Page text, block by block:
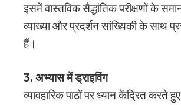
इसमें वास्तविक सैद्धांतिक परीक्षणों के
व्याख्या और प्रदर्शन सांख्यिकी के साथ
हैं।
3. अभ्यास में ड्राइविंग
व्यावहारिक पाठों पर ध्यान केंद्रित करते